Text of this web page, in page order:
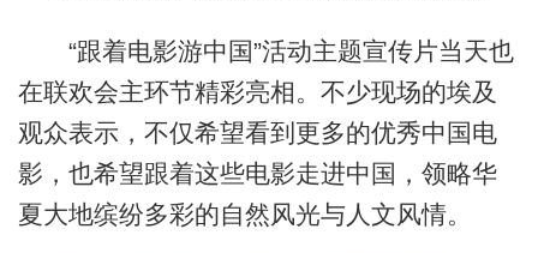
“跟着电影游中国”活动主题宣传片当天也
在联欢会主环节精彩亮相。不少现场的埃及
观众表示，不仅希望看到更多的优秀中国电
影，也希望跟着这些电影走进中国，领略华
夏大地缤纷多彩的自然风光与人文风情。